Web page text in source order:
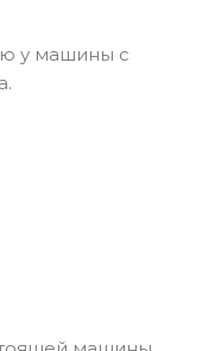
у машины с